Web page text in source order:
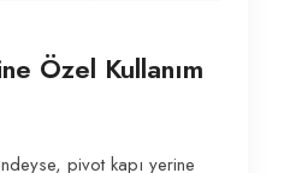
Özel Kullanım
pivot kapı yerine